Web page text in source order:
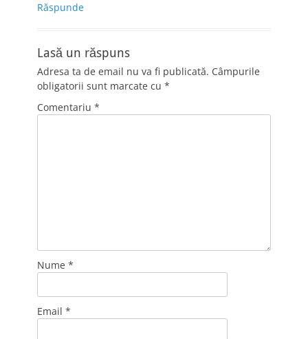
Răspunde
Lasă un răspuns
Adresa ta de email nu va fi publicată. Câmpurile
obligatorii sunt marcate cu *
Comentariu *
Nume *
Email *